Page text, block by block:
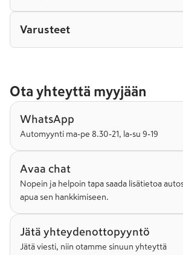
Varusteet
Ota yhteyttä myyjään
WhatsApp
Automyynti ma-pe 8.30-21, la-su 9-19
Avaa chat
Nopein ja helpoin tapa saada lisätietoa
apua sen hankkimiseen.
Jätä yhteydenottopyyntö
Jätä viesti, niin otamme sinuun yhteyttä